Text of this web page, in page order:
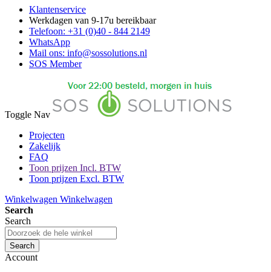
Klantenservice
Werkdagen van 9-17u bereikbaar
Telefoon: +31 (0)40 - 844 2149
WhatsApp
Mail ons: info@sossolutions.nl
SOS Member
Toggle Nav
Projecten
Zakelijk
FAQ
Toon prijzen Incl. BTW
Toon prijzen Excl. BTW
Winkelwagen Winkelwagen
Search
Search
Search
Account